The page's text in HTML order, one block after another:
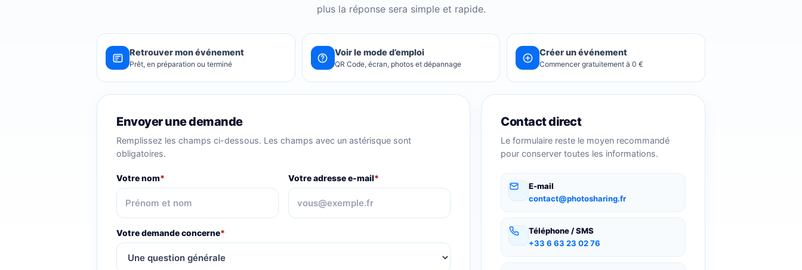
plus la réponse sera simple et rapide.
Retrouver mon événement
Prêt, en préparation ou terminé
Voir le mode d’emploi
QR Code, écran, photos et dépannage
Créer un événement
Commencer gratuitement à 0 €
Envoyer une demande
Remplissez les champs ci-dessous. Les champs avec un astérisque sont
obligatoires.
Votre nom* Votre adresse e-mail*
Votre demande concerne*
Contact direct
Le formulaire reste le moyen recommandé
pour conserver toutes les informations.
E-mail
contact@photosharing.fr
Téléphone / SMS
+33 6 63 23 02 76